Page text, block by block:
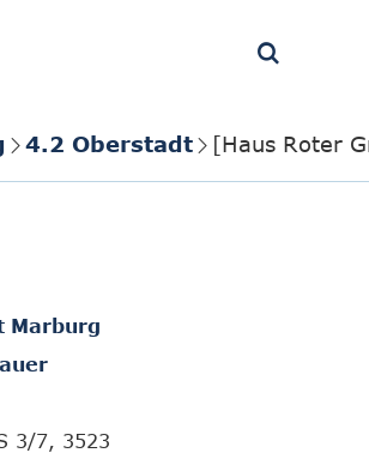
4.2 Oberstadt [Haus Roter
Marburg
3/7, 3523